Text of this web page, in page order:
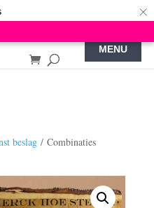
×
beslag/ Combinaties